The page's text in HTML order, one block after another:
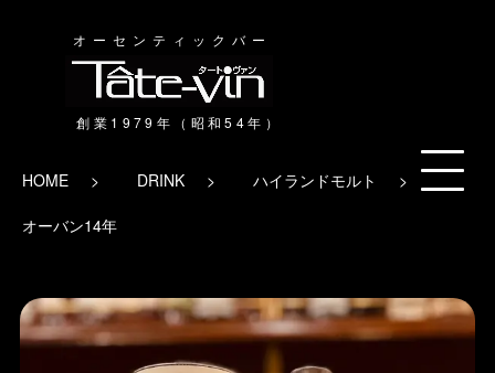
オーセンティックバー
HOME DRINK ハイランドモルト
オーバン14年